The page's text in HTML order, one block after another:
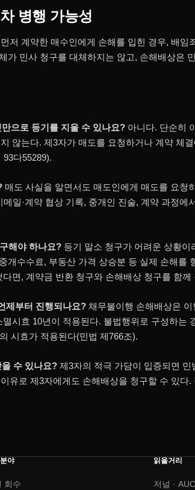
병행 가능성
저 계약한 매수인에게 손해를 입힌 경우, 배임
가 민사 청구를 대체하지는 않고, 손해배상은
으로 등기를 지울 수 있나요? 아니다. 단순히
않는다. 제3자가 매도를 요청하거나 계약 체
다55289).
매도 사실을 알면서도 매도인에게 매도를 요청
일·계약 협상 기록, 중개인 진술, 계약 과정에
해야 하나요? 등기 말소 청구가 어려운 상황
개수수료, 부동산 가격 상승분 등 실제 손해를
면, 계약금 반환 청구와 손해배상 청구를 함
제부터 진행되나요? 채무불이행 손해배상은
시효 10년이 적용된다. 불법행위로 구성하는
시효가 적용된다(민법 제766조).
수 있나요? 제3자의 적극 가담이 입증되면
유로 제3자에게도 손해배상을 청구할 수 있다
야
회수
읽을거리
저널 ·